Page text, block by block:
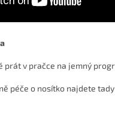
prát v pračce na jemný
péče o nosítko najdete tady